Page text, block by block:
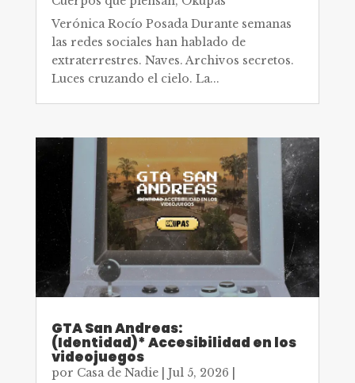
Verónica Rocío Posada Durante semanas
las redes sociales han hablado de
extraterrestres. Naves. Archivos secretos.
Luces cruzando el cielo. La...
GTA San Andreas:
(Identidad)* Accesibilidad en los
videojuegos
por Casa de Nadie| Jul 5, 2026